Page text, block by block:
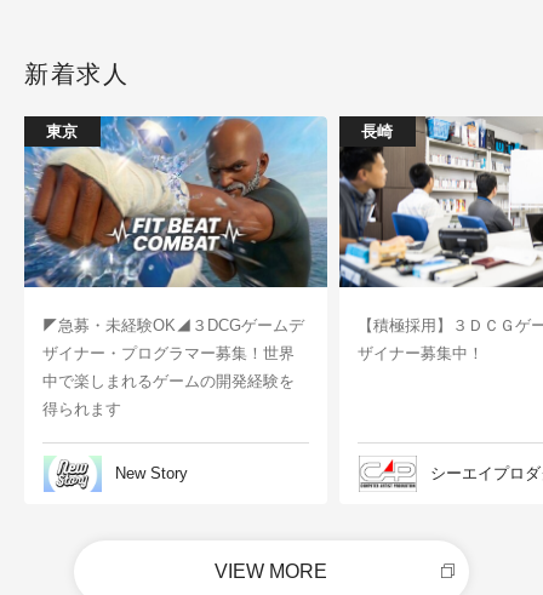
新着求人
東京
◤急募・未経験OK◢３DCGゲームデ
ザイナー・プログラマー募集！世界
中で楽しまれるゲームの開発経験を
得られます
New Story
長崎
【積極採用】３ＤＣＧゲ
ザイナー募集中！
シーエイプロ
VIEW MORE